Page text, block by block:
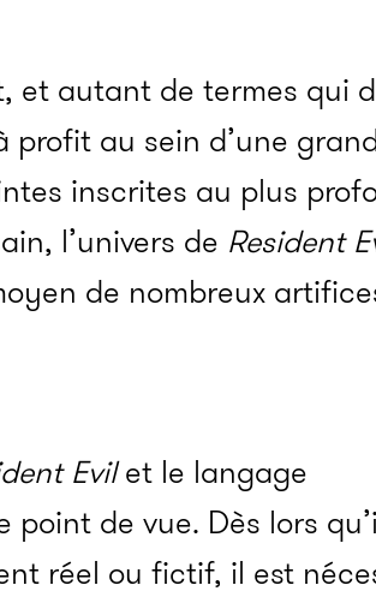
et autant de termes qui
profit au sein d’une
inscrites au plus
l’univers de Resident
de nombreux
Evilet le langage
de vue. Dès lors
réel ou fictif, il est